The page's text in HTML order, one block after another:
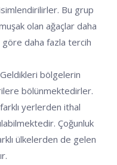
Bu grup
olan ağaçlar daha
daha fazla tercih
bölgelerin
bölünmektedirler.
yerlerden ithal
Çoğunluk
ülkelerden de gelen